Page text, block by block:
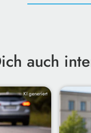
auch
KI generiert